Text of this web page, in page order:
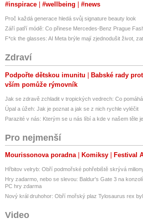
#inspirace #wellbeing #news
Proč každá generace hledá svůj signature beauty look
Září patří módě: Co přinese Mercedes-Benz Prague
F*ck the glasses: AI Meta brýle mají zjednodušit život,
Zdraví
Podpořte dětskou imunitu Babské rady
vším pomůže rýmovník
Jak se zdravě zchladit v tropických vedrech: Co
Úpal a úžeh: Jak je poznat a jak se z nich rychle vyléčit
Parazité v nás: Kterým se u nás líbí a kde v našem těle
Pro nejmenší
Mourissonova poradna Komiksy Festival
Hřbitov velryb: Obří podmořské pohřebiště skrývá
Hry zadarmo, nebo se slevou: Baldur's Gate 3 na
PC hry zdarma
Nový král druhohor: Obří mořský plaz Tylosaurus rex
Video